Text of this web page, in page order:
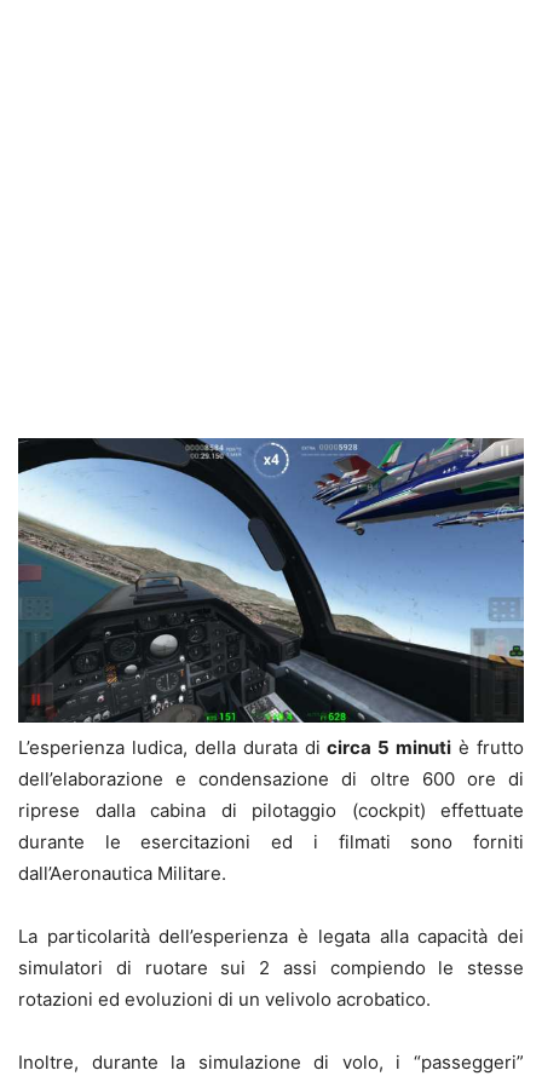
L’esperienza ludica, della durata dicirca 5 minuti è frutto
dell’elaborazione e condensazione di oltre 600 ore di
riprese dalla cabina di pilotaggio (cockpit) effettuate
durante le esercitazioni ed i filmati sono forniti
dall’Aeronautica Militare.
La particolarità dell’esperienza è legata alla capacità dei
simulatori di ruotare sui 2 assi compiendo le stesse
rotazioni ed evoluzioni di un velivolo acrobatico.
Inoltre, durante la simulazione di volo, i “passeggeri”